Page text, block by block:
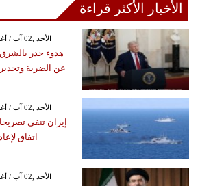
الأخبار الأكثر قراءة
GMT 13:19 2026 الأحد ,02 آب / أغسطس
هدوء حذر
عن الضربة
GMT 13:55 2026 الأحد ,02 آب / أغسطس
إيران تنفي
اتفاق
GMT 11:10 2026 الأحد ,02 آب / أغسطس